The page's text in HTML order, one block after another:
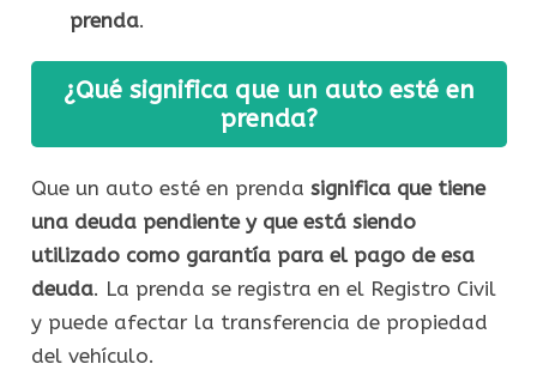
prenda.
¿Qué significa que un auto esté en
prenda?
Que un auto esté en prenda significa que tiene
una deuda pendiente y que está siendo
utilizado como garantía para el pago de esa
deuda. La prenda se registra en el Registro Civil
y puede afectar la transferencia de propiedad
del vehículo.